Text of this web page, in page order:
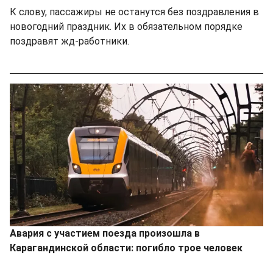
К слову, пассажиры не останутся без поздравления в
новогодний праздник. Их в обязательном порядке
поздравят жд-работники.
Авария с участием поезда произошла в
Карагандинской области: погибло трое человек